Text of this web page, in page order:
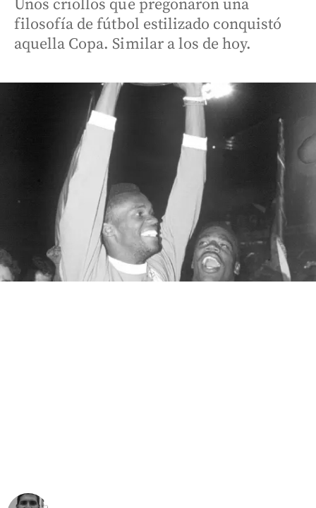
Unos criollos que pregonaron una
filosofía de fútbol estilizado conquistó
aquella Copa. Similar a los de hoy.